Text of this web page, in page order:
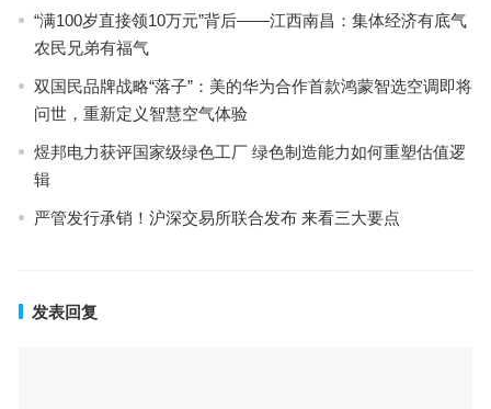
“满100岁直接领10万元”背后——江西南昌：集体经济有底气
农民兄弟有福气
双国民品牌战略“落子”：美的华为合作首款鸿蒙智选空调即将
问世，重新定义智慧空气体验
煜邦电力获评国家级绿色工厂 绿色制造能力如何重塑估值逻
辑
严管发行承销！沪深交易所联合发布 来看三大要点
发表回复